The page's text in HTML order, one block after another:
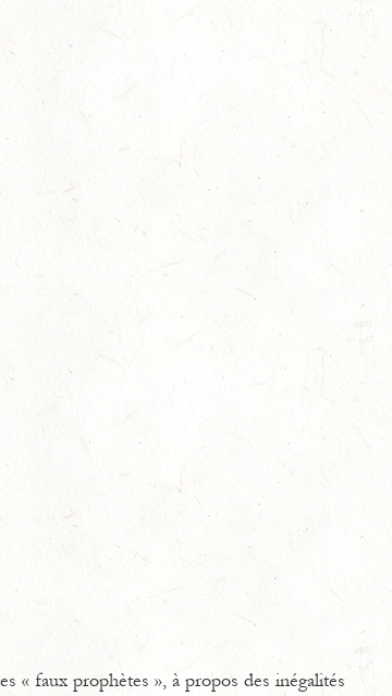
« faux prophètes », à propos des inégalités